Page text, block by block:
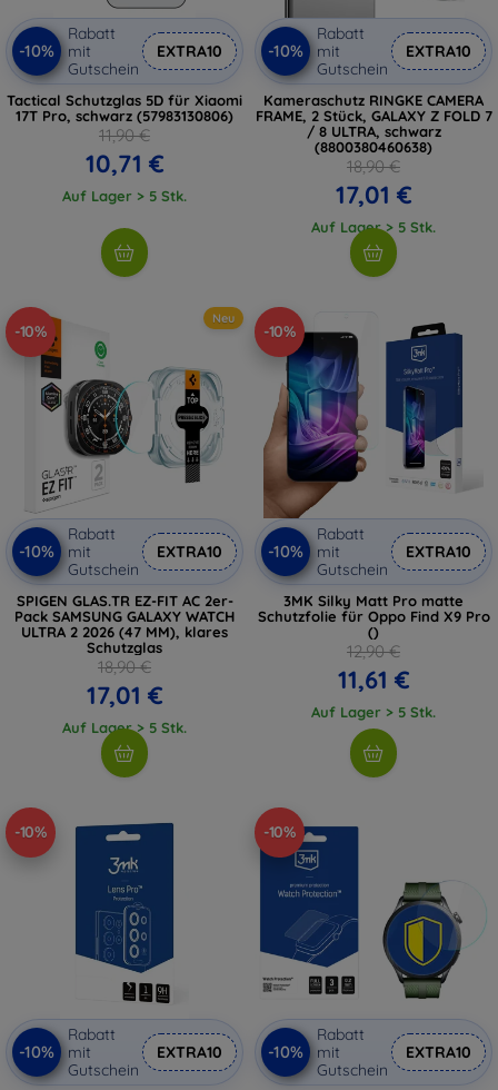
-10%
Rabatt
mit
Gutschein
EXTRA10
Tactical Schutzglas 5D für Xiaomi
17T Pro, schwarz (57983130806)
11,90 €
10,71 €
Auf Lager > 5 Stk.
-10%
Rabatt
mit
Gutschein
EXTRA10
Kameraschutz RINGKE CAMERA
FRAME, 2 Stück, GALAXY Z FOLD 7
/ 8 ULTRA, schwarz
(8800380460638)
18,90 €
17,01 €
Auf Lager > 5 Stk.
-10%
Neu
-10%
Rabatt
mit
Gutschein
EXTRA10
SPIGEN GLAS.TR EZ-FIT AC 2er-
Pack SAMSUNG GALAXY WATCH
ULTRA 2 2026 (47 MM), klares
Schutzglas
18,90 €
17,01 €
Auf Lager > 5 Stk.
-10%
-10%
Rabatt
mit
Gutschein
EXTRA10
3MK Silky Matt Pro matte
Schutzfolie für Oppo Find X9 Pro
()
12,90 €
11,61 €
Auf Lager > 5 Stk.
-10%
-10%
Rabatt
mit
Gutschein
EXTRA10
-10%
-10%
Rabatt
mit
Gutschein
EXTRA10